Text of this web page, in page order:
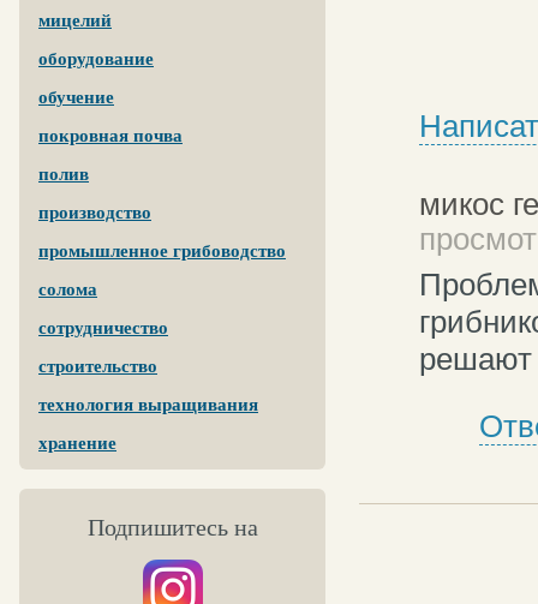
мицелий
оборудование
обучение
покровная почва
полив
производство
промышленное грибоводство
солома
сотрудничество
строительство
технология выращивания
хранение
Подпишитесь на
микос
решают